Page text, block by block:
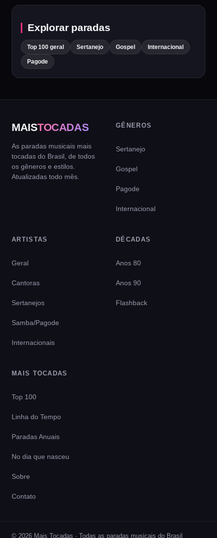
Explorar paradas
Top 100 geral Sertanejo Gospel Internacional
Pagode
MAISTOCADAS
As paradas musicais mais
tocadas do Brasil, de todos
os gêneros e estilos.
Atualizadas todo mês.
GÊNEROS
Sertanejo
Gospel
Pagode
Internacional
ARTISTAS
Geral
Cantoras
Sertanejos
Samba/Pagode
Internacionais
DÉCADAS
Anos 80
Anos 90
Flashback
MAIS TOCADAS
Top 100
Linha do Tempo
Paradas Anuais
No dia que nasceu
Sobre
Contato
© 2026 Mais Tocadas · Todas as paradas musicais do Brasil